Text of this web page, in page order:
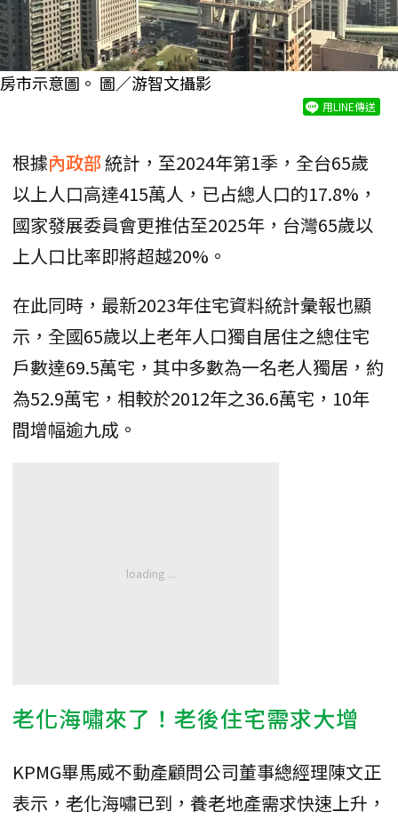
房市示意圖。 圖／游智文攝影
用LINE傳送
根據內政部統計，至2024年第1季，全台65歲
以上人口高達415萬人，已占總人口的17.8%，
國家發展委員會更推估至2025年，台灣65歲以
上人口比率即將超越20%。
在此同時，最新2023年住宅資料統計彙報也顯
示，全國65歲以上老年人口獨自居住之總住宅
戶數達69.5萬宅，其中多數為一名老人獨居，約
為52.9萬宅，相較於2012年之36.6萬宅，10年
間增幅逾九成。
老化海嘯來了！老後住宅需求大增
KPMG畢馬威不動產顧問公司董事總經理陳文正
表示，老化海嘯已到，養老地產需求快速上升，